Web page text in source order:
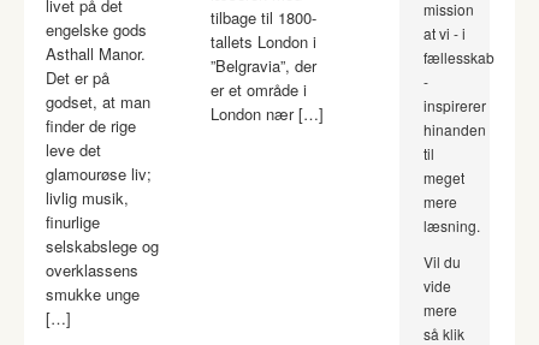
livet på det
engelske gods
Asthall Manor.
Det er på
godset, at man
finder de rige
leve det
glamourøse liv;
livlig musik,
finurlige
selskabslege og
overklassens
smukke unge
[…]
tilbage til 1800-
tallets London i
”Belgravia”, der
er et område i
London nær […]
mission
at vi - i
fællesskab
-
inspirerer
hinanden
til
meget
mere
læsning.
Vil du
vide
mere
så klik